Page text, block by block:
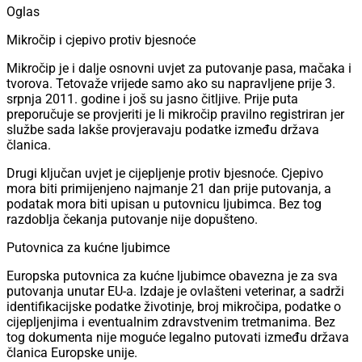
Oglas
Mikročip i cjepivo protiv bjesnoće
Mikročip je i dalje osnovni uvjet za putovanje pasa, mačaka i
tvorova. Tetovaže vrijede samo ako su napravljene prije 3.
srpnja 2011. godine i još su jasno čitljive. Prije puta
preporučuje se provjeriti je li mikročip pravilno registriran jer
službe sada lakše provjeravaju podatke između država
članica.
Drugi ključan uvjet je cijepljenje protiv bjesnoće. Cjepivo
mora biti primijenjeno najmanje 21 dan prije putovanja, a
podatak mora biti upisan u putovnicu ljubimca. Bez tog
razdoblja čekanja putovanje nije dopušteno.
Putovnica za kućne ljubimce
Europska putovnica za kućne ljubimce obavezna je za sva
putovanja unutar EU-a. Izdaje je ovlašteni veterinar, a sadrži
identifikacijske podatke životinje, broj mikročipa, podatke o
cijepljenjima i eventualnim zdravstvenim tretmanima. Bez
tog dokumenta nije moguće legalno putovati između država
članica Europske unije.